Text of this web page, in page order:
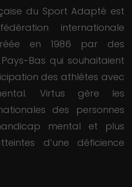
du Sport Adapté est
internationale
en 1986 par des
Bas qui souhaitaient
des athlètes avec
Virtus gère les
des personnes
mental et plus
d’une déficience